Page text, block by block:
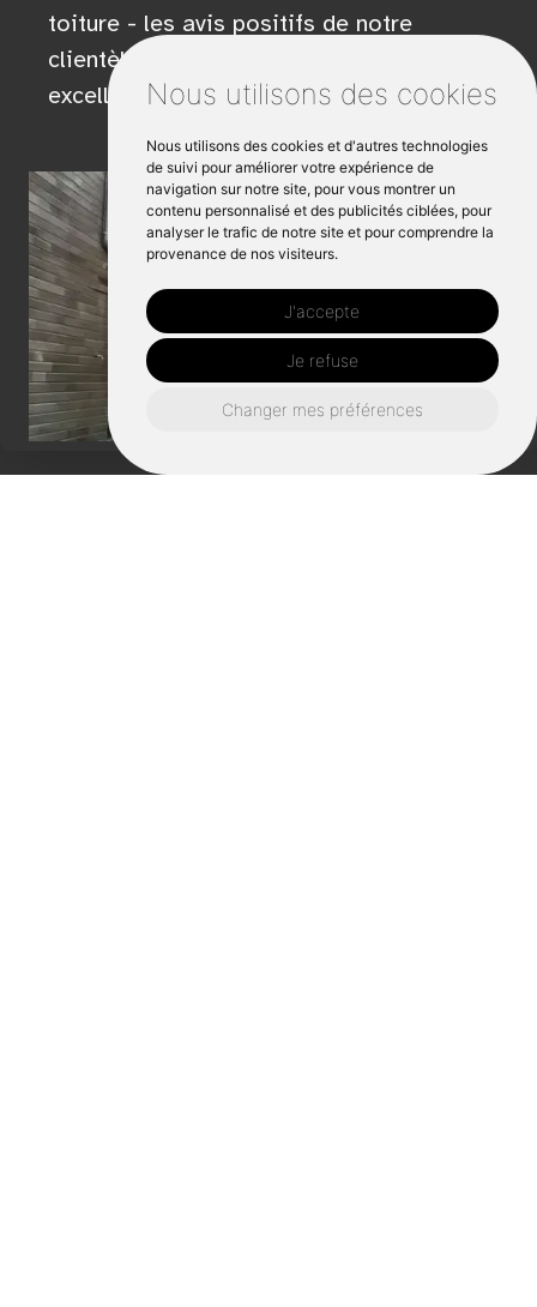
Nous utilisons des cookies
Nous utilisons des cookies et d'autres technologies
de suivi pour améliorer votre expérience de
navigation sur notre site, pour vous montrer un
contenu personnalisé et des publicités ciblées, pour
analyser le trafic de notre site et pour comprendre la
provenance de nos visiteurs.
J'accepte
Je refuse
Changer mes préférences
toiture - les avis positifs de notre
clientèle témoignent de notre
excellence.